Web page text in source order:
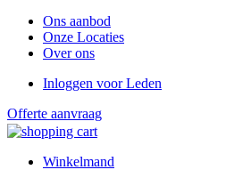
Hoofdnavigatie
Ons aanbod
Onze Locaties
Over ons
Sub
navigatie
Inloggen voor Leden
Offerte aanvraag
Winkelmand